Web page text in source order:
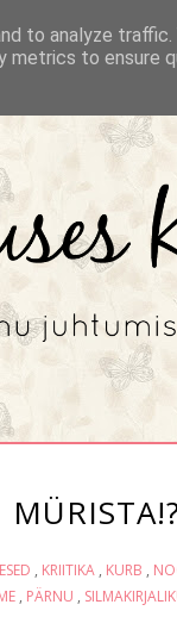
, KRIITIKA , KURB ,
, PÄRNU ,
to analyze traffic.
metrics to ensure